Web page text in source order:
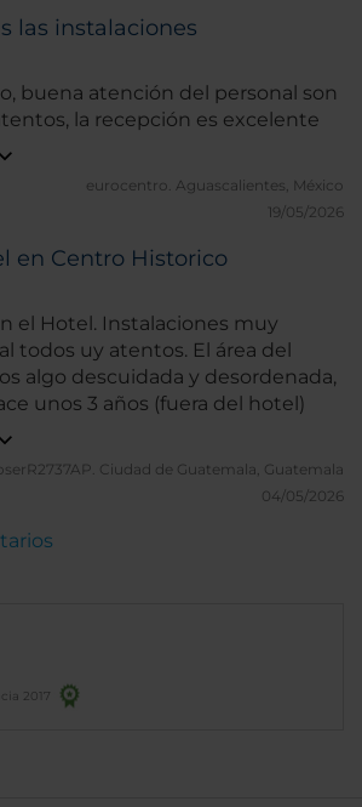
las instalaciones
buena atención del personal son
la recepción es excelente
eurocentro. Aguascalientes, México
19/05/2026
en Centro Historico
muy
uy atentos. El área del
algo descuidada y desordenada,
unos 3 años (fuera del hotel)
Ciudad de Guatemala, Guatemala
04/05/2026
2017